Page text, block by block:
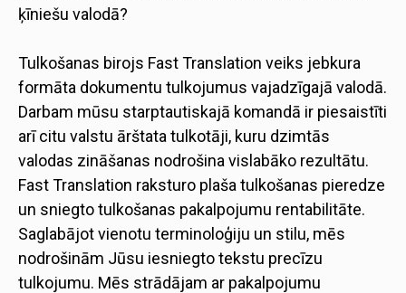
ķīniešu valodā?
Tulkošanas birojs Fast Translation veiks jebkura
formāta dokumentu tulkojumus vajadzīgajā valodā.
Darbam mūsu starptautiskajā komandā ir piesaistīti
arī citu valstu ārštata tulkotāji, kuru dzimtās
valodas zināšanas nodrošina vislabāko rezultātu.
Fast Translation raksturo plaša tulkošanas pieredze
un sniegto tulkošanas pakalpojumu rentabilitāte.
Saglabājot vienotu terminoloģiju un stilu, mēs
nodrošinām Jūsu iesniegto tekstu precīzu
tulkojumu. Mēs strādājam ar pakalpojumu